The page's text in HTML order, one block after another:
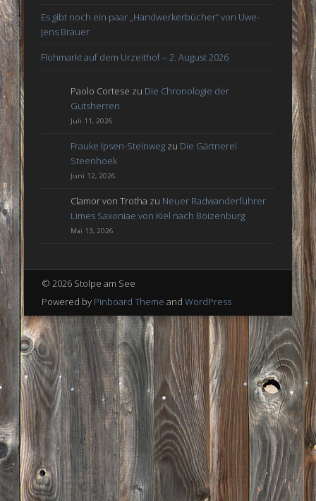
Es gibt noch ein paar „Handwerkerbücher“ von Uwe-
Jens Brauer
Flohmarkt auf dem Urzeithof – 2. August 2026
Paolo Cortese zu Die Chronologie der
Gutsherren
Juli 11, 2026
Frauke Ipsen-Steinweg zu Die Gärtnerei
Steenhoek
Juni 12, 2026
Clamor von Trotha zu Neuer Radwanderführer
Limes Saxoniae von Kiel nach Boizenburg
Mai 13, 2026
© 2026 Stolpe am See
Powered by Pinboard Theme and WordPress